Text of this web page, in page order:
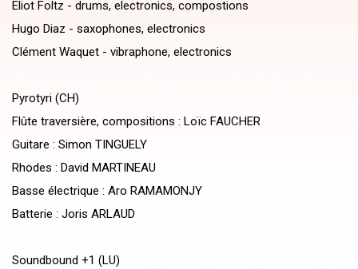
Eliot Foltz - drums, electronics, compostions
Hugo Diaz - saxophones, electronics
Clément Waquet - vibraphone, electronics
Pyrotyri (CH)
Flûte traversière, compositions : Loïc FAUCHER
Guitare : Simon TINGUELY
Rhodes : David MARTINEAU
Basse électrique : Aro RAMAMONJY
Batterie : Joris ARLAUD
Soundbound +1 (LU)